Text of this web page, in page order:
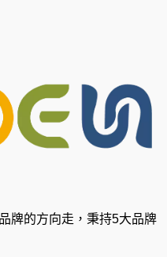
牌的方向走，秉持5大品牌